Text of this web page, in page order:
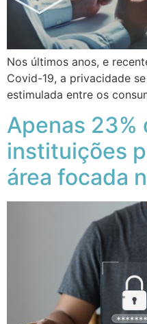
Nos últimos anos, e
Covid-19, a privacidade
estimulada entre os
Apenas 23%
instituições
área focada